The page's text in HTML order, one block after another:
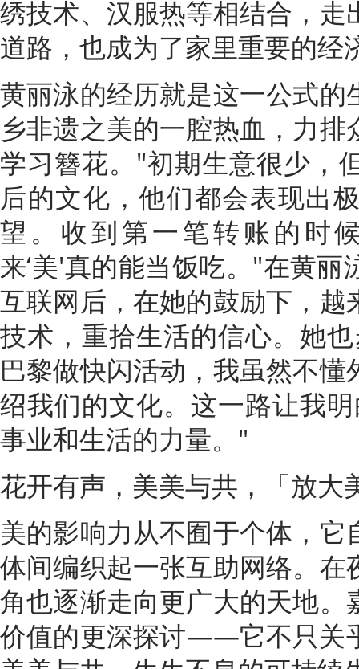
绣技术、汉服热等相结合，
道路，也成为了家里重要的经
黄丽泳的经历就是这一公式
乡非遗之美的一腔热血，力
学习簪花。"初期生意很少，
后的文化，他们都会表现出
望。收到第一笔转账的时
来‘美'真的能当饭吃。"在黄
互联网后，在她的鼓励下，
技术，重拾生活的信心。她
巴黎做快闪活动，我虽然不
绍我们的文化。这一路让我
事业和生活的力量。"
花开有声，美美与共，「放大
美的影响力从不囿于个体，
体间编织起一张互助网络。
角也逐渐走向更广大的天地
价值的更深探讨——它不只关